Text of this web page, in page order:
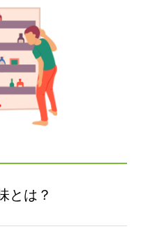
とは？